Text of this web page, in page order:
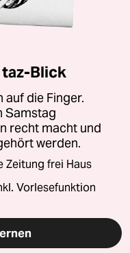
Blick
auf die Finger.
Samstag
recht macht und
werden.
Zeitung frei Haus
Vorlesefunktion